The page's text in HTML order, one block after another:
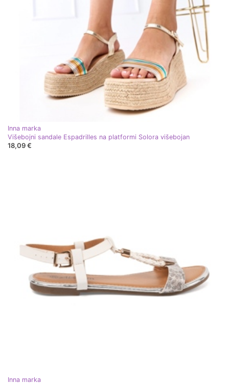
Inna marka
Višebojni sandale Espadrilles na platformi Solora višebojan
18,09 €
Inna marka